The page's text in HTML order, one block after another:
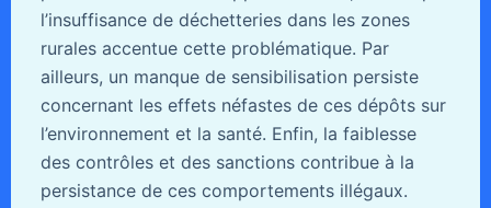
l’insuffisance de déchetteries dans les zones
rurales accentue cette problématique. Par
ailleurs, un manque de sensibilisation persiste
concernant les effets néfastes de ces dépôts sur
l’environnement et la santé. Enfin, la faiblesse
des contrôles et des sanctions contribue à la
persistance de ces comportements illégaux.